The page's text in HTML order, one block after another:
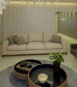
1264 0